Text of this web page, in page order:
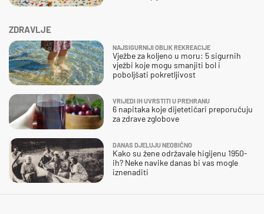
ZDRAVLJE
NAJSIGURNIJI OBLIK REKREACIJE
Vježbe za koljeno u moru: 5 sigurnih
vježbi koje mogu smanjiti bol i
poboljšati pokretljivost
VRIJEDI IH UVRSTITI U PREHRANU
6 napitaka koje dijetetičari preporučuju
za zdrave zglobove
DANAS DJELUJU NEOBIČNO
Kako su žene održavale higijenu 1950-
ih? Neke navike danas bi vas mogle
iznenaditi